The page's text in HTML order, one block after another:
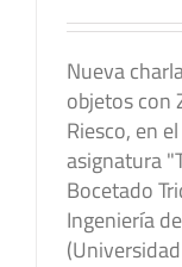
Nueva
objetos con
Riesco, en
asignatura
Bocetado
Ingeniería